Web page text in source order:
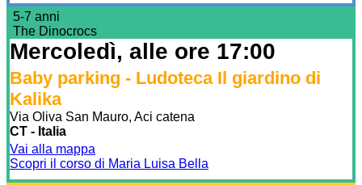
5-7 anni
The Dinocrocs
Mercoledì, alle ore 17:00
Baby parking - Ludoteca Il giardino di
Kalika
Via Oliva San Mauro, Aci catena
CT - Italia
Vai alla mappa
Scopri il corso di Maria Luisa Bella